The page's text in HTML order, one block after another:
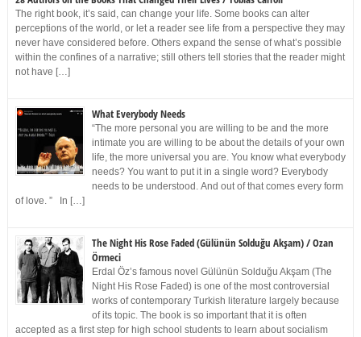
The right book, it’s said, can change your life. Some books can alter
perceptions of the world, or let a reader see life from a perspective they may
never have considered before. Others expand the sense of what’s possible
within the confines of a narrative; still others tell stories that the reader might
not have […]
What Everybody Needs
“The more personal you are willing to be and the more
intimate you are willing to be about the details of your own
life, the more universal you are. You know what everybody
needs? You want to put it in a single word? Everybody
needs to be understood. And out of that comes every form
of love. ” In […]
The Night His Rose Faded (Gülünün Solduğu Akşam) / Ozan
Örmeci
Erdal Öz’s famous novel Gülünün Solduğu Akşam (The
Night His Rose Faded) is one of the most controversial
works of contemporary Turkish literature largely because
of its topic. The book is so important that it is often
accepted as a first step for high school students to learn about socialism